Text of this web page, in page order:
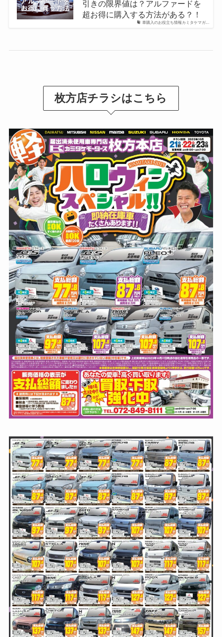
車購入のお役立ち情報カミタケマガ...
引きの限界値は？アルファードを
超お得に購入する方法がある？！
枚方店チラシはこちら